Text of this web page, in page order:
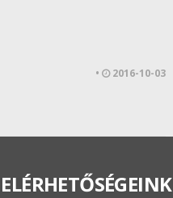
• 2016-10-03
ELÉRHETŐSÉGEINK